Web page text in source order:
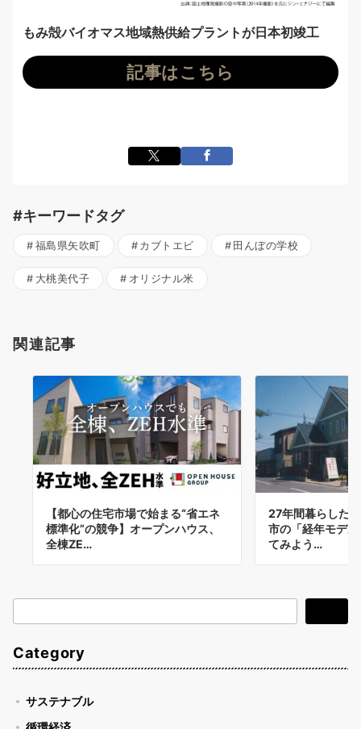
もみ殻バイオマス地域熱供給プラントが日本初竣工
記事はこちら
#キーワードタグ
福島県矢吹町 カブトエビ 田んぼの学校
大桃美代子 オリジナル米
関連記事
【都心の住宅市場で始まる“省エネ
標準化”の競争】オープンハウス、
全棟ZE…
27年間暮らした
市の「経年モデ
てみよう…
索
Category
サステナブル